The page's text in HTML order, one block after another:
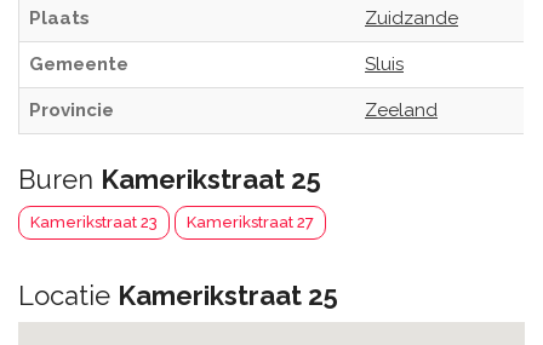
Plaats Zuidzande
Gemeente Sluis
Provincie Zeeland
Buren Kamerikstraat 25
Kamerikstraat 23 Kamerikstraat 27
Locatie Kamerikstraat 25